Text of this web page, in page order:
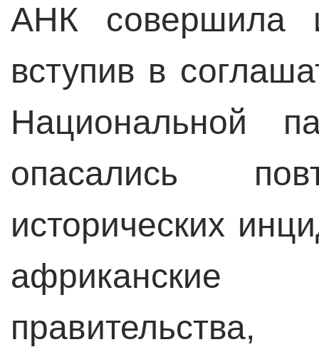
АНК совершила
вступив в
Национальной
опасались
исторических